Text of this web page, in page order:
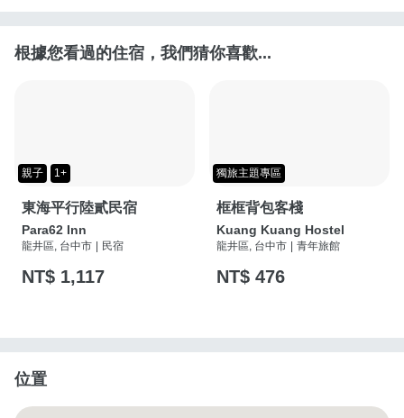
根據您看過的住宿，我們猜你喜歡...
親子 1+
東海平行陸貳民宿
Para62 Inn
龍井區, 台中市 民宿
NT$ 1,117
獨旅主題專區
框框背包客棧
Kuang Kuang Hostel
龍井區, 台中市 青年旅館
NT$ 476
位置